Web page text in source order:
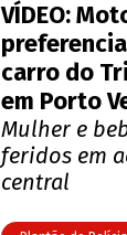
VÍDEO:
carro do
em Porto
Mulher e
feridos em
central